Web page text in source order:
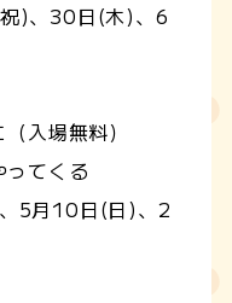
)、30日(木)、6
入場無料）
てくる
5月10日(日)、2